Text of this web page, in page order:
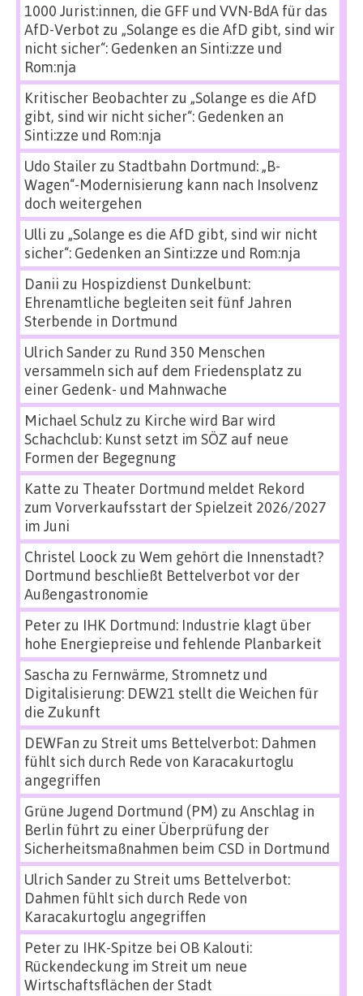
1000 Jurist:innen, die GFF und VVN-BdA für das
AfD-Verbot zu „Solange es die AfD gibt, sind wir
nicht sicher“: Gedenken an Sinti:zze und
Rom:nja
Kritischer Beobachterzu „Solange es die AfD
gibt, sind wir nicht sicher“: Gedenken an
Sinti:zze und Rom:nja
Udo Stailerzu Stadtbahn Dortmund: „B-
Wagen“-Modernisierung kann nach Insolvenz
doch weitergehen
Ulli zu „Solange es die AfD gibt, sind wir nicht
sicher“: Gedenken an Sinti:zze und Rom:nja
Danii zu Hospizdienst Dunkelbunt:
Ehrenamtliche begleiten seit fünf Jahren
Sterbende in Dortmund
Ulrich Sanderzu Rund 350 Menschen
versammeln sich auf dem Friedensplatz zu
einer Gedenk- und Mahnwache
Michael Schulz zu Kirche wird Bar wird
Schachclub: Kunst setzt im SÖZ auf neue
Formen der Begegnung
Katte zu Theater Dortmund meldet Rekord
zum Vorverkaufsstart der Spielzeit 2026/2027
im Juni
Christel Loock zu Wem gehört die Innenstadt?
Dortmund beschließt Bettelverbot vor der
Außengastronomie
Peterzu IHK Dortmund: Industrie klagt über
hohe Energiepreise und fehlende Planbarkeit
Sascha zu Fernwärme, Stromnetz und
Digitalisierung: DEW21 stellt die Weichen für
die Zukunft
DEWFan zu Streit ums Bettelverbot: Dahmen
fühlt sich durch Rede von Karacakurtoglu
angegriffen
Grüne Jugend Dortmund (PM) zu Anschlag in
Berlin führt zu einer Überprüfung der
Sicherheitsmaßnahmen beim CSD in Dortmund
Ulrich Sanderzu Streit ums Bettelverbot:
Dahmen fühlt sich durch Rede von
Karacakurtoglu angegriffen
Peterzu IHK-Spitze bei OB Kalouti:
Rückendeckung im Streit um neue
Wirtschaftsflächen der Stadt